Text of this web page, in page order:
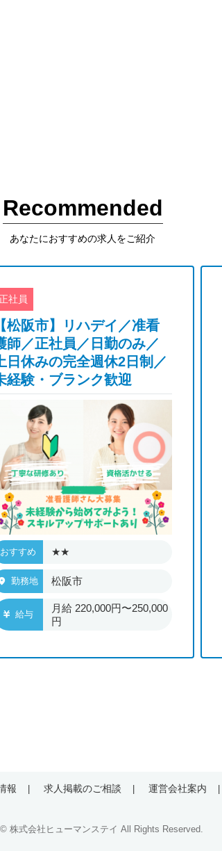
Recommended
あなたにおすすめの求人をご紹介
正社員
【松阪市】リハデイ／准看
師／正社員／日勤のみ／
日休みの完全週休2日制／
経験・ブランク歓迎
おすすめ ★★
勤務地 松阪市
給与
月給 220,000円〜250,000
円
報 求人掲載のご相談 運営会社案内
株式会社ヒューマンステイ All Rights Reserved.